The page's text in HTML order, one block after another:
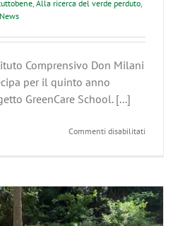
, Alla ricerca del verde perduto,
News
Comprensivo Don Milani
per il quinto anno
GreenCare School. [...]
Commenti disabilitati
in
onore
del